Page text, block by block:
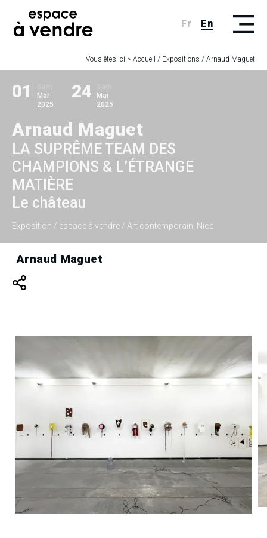
Fr En
Vous êtes ici > Accueil / Expositions / Arnaud Maguet
01
Mar
2025
24
Mai
2025
Arnaud Maguet
LA SUPRÊME TEAM DES
CHAMPIONS & L’ÉTRANGE
MATIÈRE
Le château
Exposition / espace à vendre / Art contemporain, Nice
Arnaud Maguet